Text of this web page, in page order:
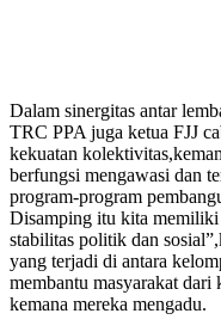
Dalam sinergitas antar
TRC PPA juga ketua FJJ
kekuatan
berfungsi mengawasi dan
program-program
Disamping itu kita memiliki
stabilitas politik dan
yang terjadi di antara
membantu masyarakat dari
kemana mereka mengadu.